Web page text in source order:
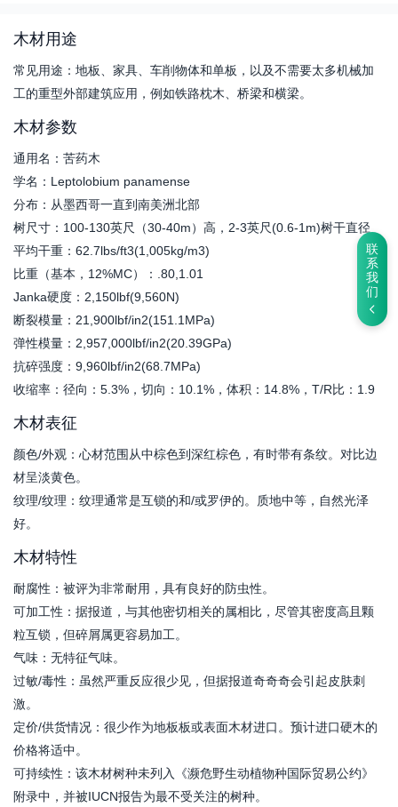
联
系
我
们
木材用途
常见用途：地板、家具、车削物体和单板，以及不需要太多机械加
工的重型外部建筑应用，例如铁路枕木、桥梁和横梁。
木材参数
通用名：苦药木
学名：Leptolobium panamense
分布：从墨西哥一直到南美洲北部
树尺寸：100-130英尺（30-40m）高，2-3英尺(0.6-1m)树干直径
平均干重：62.7lbs/ft3(1,005kg/m3)
比重（基本，12%MC）：.80,1.01
Janka硬度：2,150lbf(9,560N)
断裂模量：21,900lbf/in2(151.1MPa)
弹性模量：2,957,000lbf/in2(20.39GPa)
抗碎强度：9,960lbf/in2(68.7MPa)
收缩率：径向：5.3%，切向：10.1%，体积：14.8%，T/R比：1.9
木材表征
颜色/外观：心材范围从中棕色到深红棕色，有时带有条纹。对比边
材呈淡黄色。
纹理/纹理：纹理通常是互锁的和/或罗伊的。质地中等，自然光泽
好。
木材特性
耐腐性：被评为非常耐用，具有良好的防虫性。
可加工性：据报道，与其他密切相关的属相比，尽管其密度高且颗
粒互锁，但碎屑属更容易加工。
气味：无特征气味。
过敏/毒性：虽然严重反应很少见，但据报道奇奇奇会引起皮肤刺
激。
定价/供货情况：很少作为地板板或表面木材进口。预计进口硬木的
价格将适中。
可持续性：该木材树种未列入《濒危野生动植物种国际贸易公约》
附录中，并被IUCN报告为最不受关注的树种。